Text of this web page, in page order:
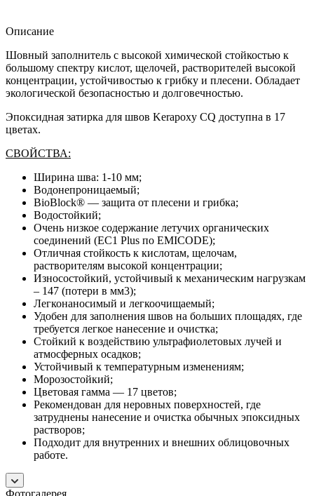
Описание
Шовный заполнитель с высокой химической стойкостью к
большому спектру кислот, щелочей, растворителей высокой
концентрации, устойчивостью к грибку и плесени. Обладает
экологической безопасностью и долговечностью.
Эпоксидная затирка для швов Kerapoxy CQ доступна в 17
цветах.
СВОЙСТВА:
Ширина шва: 1-10 мм;
Водонепроницаемый;
BioBlock® — защита от плесени и грибка;
Водостойкий;
Очень низкое содержание летучих органических
соединений (EC1 Plus по EMICODE);
Отличная стойкость к кислотам, щелочам,
растворителям высокой концентрации;
Износостойкий, устойчивый к механическим нагрузкам
– 147 (потери в мм3);
Легконаносимый и легкоочищаемый;
Удобен для заполнения швов на больших площадях, где
требуется легкое нанесение и очистка;
Стойкий к воздействию ультрафиолетовых лучей и
атмосферных осадков;
Устойчивый к температурным изменениям;
Морозостойкий;
Цветовая гамма — 17 цветов;
Рекомендован для неровных поверхностей, где
затруднены нанесение и очистка обычных эпоксидных
растворов;
Подходит для внутренних и внешних облицовочных
работе.